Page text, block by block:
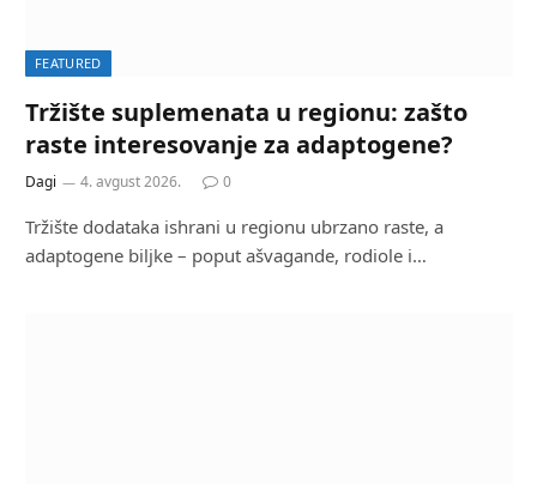
FEATURED
Tržište suplemenata u regionu: zašto
raste interesovanje za adaptogene?
Dagi 4. avgust 2026. 0
Tržište dodataka ishrani u regionu ubrzano raste, a
adaptogene biljke – poput ašvagande, rodiole i…